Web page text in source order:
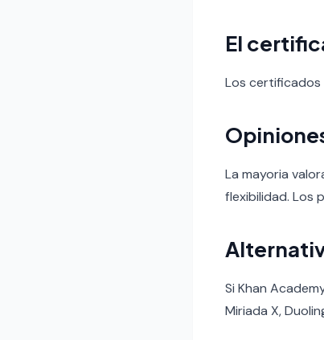
El
Los certificados
La mayoria
flexibilidad. Los
Si Khan
Miriada X,